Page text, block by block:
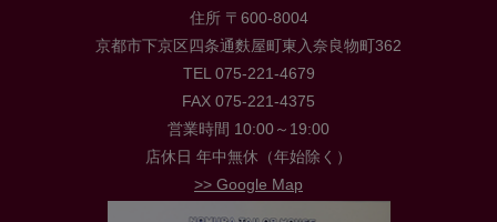
住所 〒600-8004
京都市下京区四条通麩屋町東入奈良物町362
TEL 075-221-4679
FAX 075-221-4375
営業時間 10:00～19:00
店休日 年中無休（年始除く）
>> Google Map